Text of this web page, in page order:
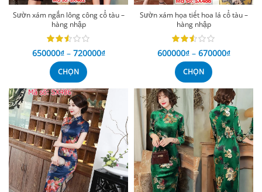
Sườn xám ngắn lông công cổ tàu –
hàng nhập
650000₫ – 720000₫
CHỌN
Sườn xám họa tiết hoa lá cổ tàu –
hàng nhập
600000₫ – 670000₫
CHỌN